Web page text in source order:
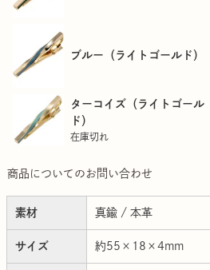
ブルー（ライトゴールド）
ターコイズ（ライトゴール
ド）
在庫切れ
商品についてのお問い合わせ
素材 真鍮 / 本革
サイズ 約55×18×4mm